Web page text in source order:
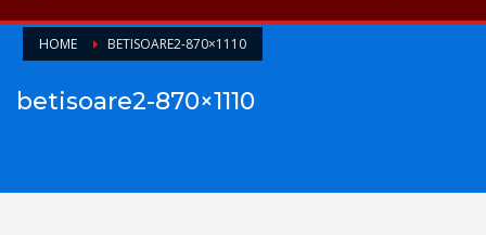
HOME BETISOARE2-870×1110
betisoare2-870×1110